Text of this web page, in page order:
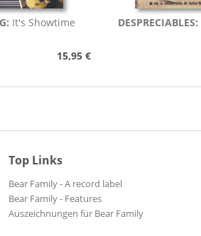
It's Showtime
15,95 €
DESPRECIABLES:
Top Links
Bear Family - A record label
Bear Family - Features
Auszeichnungen für Bear Family